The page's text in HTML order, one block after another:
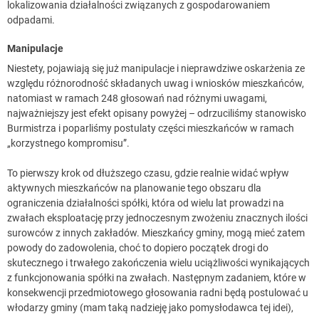
lokalizowania działalności związanych z gospodarowaniem
odpadami.
Manipulacje
Niestety, pojawiają się już manipulacje i nieprawdziwe oskarżenia ze
względu różnorodność składanych uwag i wniosków mieszkańców,
natomiast w ramach 248 głosowań nad różnymi uwagami,
najważniejszy jest efekt opisany powyżej – odrzuciliśmy stanowisko
Burmistrza i poparliśmy postulaty części mieszkańców w ramach
„korzystnego kompromisu”.
To pierwszy krok od dłuższego czasu, gdzie realnie widać wpływ
aktywnych mieszkańców na planowanie tego obszaru dla
ograniczenia działalności spółki, która od wielu lat prowadzi na
zwałach eksploatację przy jednoczesnym zwożeniu znacznych ilości
surowców z innych zakładów. Mieszkańcy gminy, mogą mieć zatem
powody do zadowolenia, choć to dopiero początek drogi do
skutecznego i trwałego zakończenia wielu uciążliwości wynikających
z funkcjonowania spółki na zwałach. Następnym zadaniem, które w
konsekwencji przedmiotowego głosowania radni będą postulować u
włodarzy gminy (mam taką nadzieję jako pomysłodawca tej idei),